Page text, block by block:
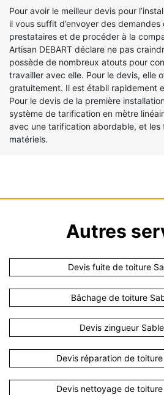
Pour avoir le meilleur devis pour
il vous suffit d’envoyer des
prestataires et de procéder à la
Artisan DEBART déclare ne pas
possède de nombreux atouts pour
travailler avec elle. Pour le devis, elle
gratuitement. Il est établi rapidement
Pour le devis de la première
système de tarification en mètre
avec une tarification abordable, et les
matériels.
Autres
Devis fuite de toiture
Bâchage de toiture
Devis zingueur
Devis réparation de
Devis nettoyage de